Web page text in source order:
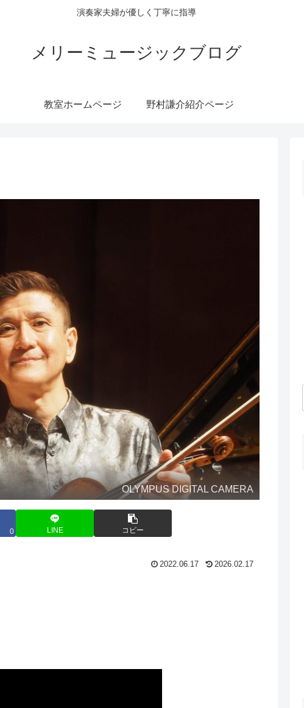
演奏家夫婦が優しく丁寧に指導
メリーミュージックブログ
教室ホームページ 野村謙介紹介ページ
OLYMPUS DIGITAL CAMERA
0 LINE コピー
2022.06.17 2026.02.17